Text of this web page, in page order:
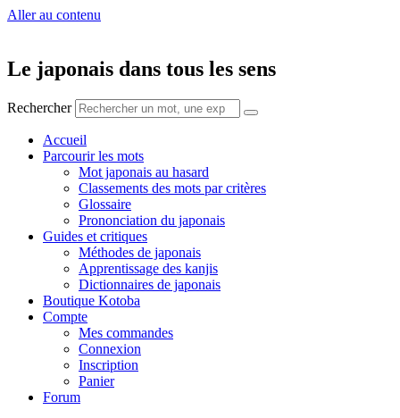
Aller au contenu
Le japonais dans tous les sens
Rechercher
Accueil
Parcourir les mots
Mot japonais au hasard
Classements des mots par critères
Glossaire
Prononciation du japonais
Guides et critiques
Méthodes de japonais
Apprentissage des kanjis
Dictionnaires de japonais
Boutique Kotoba
Compte
Mes commandes
Connexion
Inscription
Panier
Forum